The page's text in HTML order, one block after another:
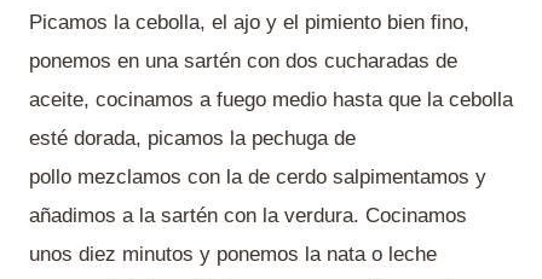
Picamos la cebolla, el ajo y el pimiento bien fino,
ponemos en una sartén con dos cucharadas de
aceite, cocinamos a fuego medio hasta que la cebolla
esté dorada, picamos la pechuga de
pollo mezclamos con la de cerdo salpimentamos y
añadimos a la sartén con la verdura. Cocinamos
unos diez minutos y ponemos la nata o leche